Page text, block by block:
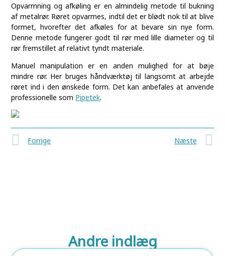
Opvarmning og afkøling er en almindelig metode til bukning
af metalrør. Røret opvarmes, indtil det er blødt nok til at blive
formet, hvorefter det afkøles for at bevare sin nye form.
Denne metode fungerer godt til rør med lille diameter og til
rør fremstillet af relativt tyndt materiale.
Manuel manipulation er en anden mulighed for at bøje
mindre rør. Her bruges håndværktøj til langsomt at arbejde
røret ind i den ønskede form. Det kan anbefales at anvende
professionelle som Pipetek.
Forrige Næste
Andre indlæg